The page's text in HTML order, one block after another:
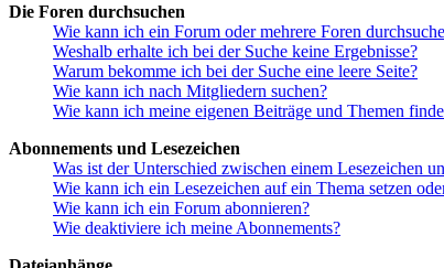
Die Foren durchsuchen
Wie kann ich ein Forum oder mehrere Foren
Weshalb erhalte ich bei der Suche keine Ergebnisse?
Warum bekomme ich bei der Suche eine leere Seite?
Wie kann ich nach Mitgliedern suchen?
Wie kann ich meine eigenen Beiträge und Themen
Abonnements und Lesezeichen
Was ist der Unterschied zwischen einem Lesezeichen
Wie kann ich ein Lesezeichen auf ein Thema setzen
Wie kann ich ein Forum abonnieren?
Wie deaktiviere ich meine Abonnements?